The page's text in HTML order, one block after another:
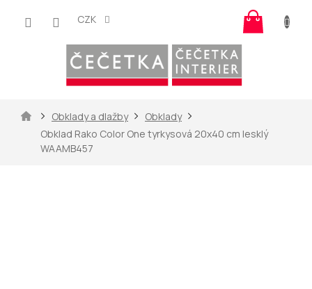
CZK
košík
DomůObklady a dlažby
Obklady
Obklad Rako Color One tyrkysová 20x40 cm lesklý
WAAMB457